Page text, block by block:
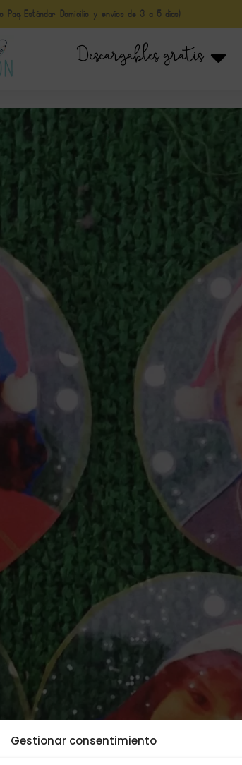
Gestionar consentimiento
Estándar Domicilio y envíos de 3 a 5 días)
Descargables gratis